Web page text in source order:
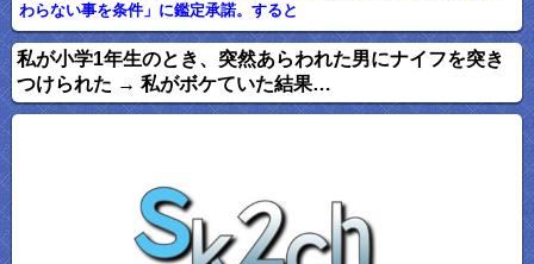
わらない事を条件」に鑑定承諾。すると
私が小学1年生のとき、突然あらわれた男にナイフを突き
つけられた → 私がボケていた結果…